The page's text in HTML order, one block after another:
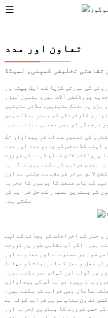
تعاون اور مدد
ثقافتی تخلیقی کمپنی، لمیٹڈ
کی مورتی گڑیا کے ایک پیشہ ور
پروڈکشن آلات ہیں، بشمول لیزر
پرنٹنگ مشینیں، سلائی مشینیں
کارکردگی کو بہتر بناتے ہیں
درستگی کو بھی یقینی بناتے ہیں۔
کی تعمیر سے لے کر پیداوار تک
اپنے کلائنٹس کو جامع مدد اور مدد
پروڈکشن لائن قائم کرنے کی ضرورت
بندی فراہم کر سکتے ہیں تاکہ یہ
لائن موثر طریقے سے چلتی ہے اور
کے پاس صنعت کا برسوں کا تجربہ
کو بہترین معیار کے حل فراہم کر
سکتی ہے۔
و حمل کے اخراجات کو بچانے کے لیے
ہیں۔ اگر آپ مقامی طور پر فروخت
طور پر مصنوعات اور معاونت اور
نقل و حمل کے اخراجات کو بچانا
پر گولے اور کپاس بھر سکتے ہیں۔
ہیں، تو ہم آپ کی پیداواری
سامان بھی فراہم کر سکتے ہیں۔
تک ون سٹاپ سروس فراہم کرنا ہے
حسب ضرورت کا بہترین تجربہ اور